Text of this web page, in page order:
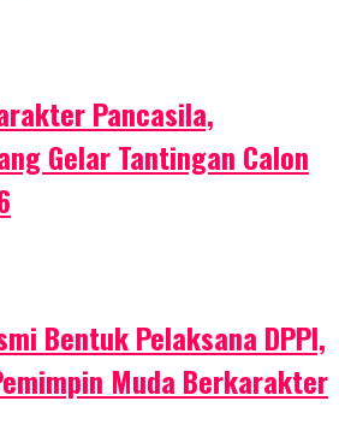
Pancasila,
Gelar Tantingan Calon
Bentuk Pelaksana DPPI,
Muda Berkarakter